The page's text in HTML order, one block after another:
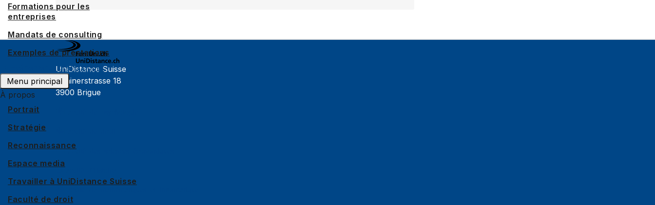
Formations pour les
entreprises
Mandats de consulting
Exemples de prestations
Événements grand public
Menu principal
À propos
Portrait
Stratégie
Reconnaissance
Espace media
Travailler à UniDistance Suisse
Faculté de droit
UniDistance Suisse
Schinerstrasse 18
3900 Brigue
Faculté des sciences économiques
Faculté d'histoire